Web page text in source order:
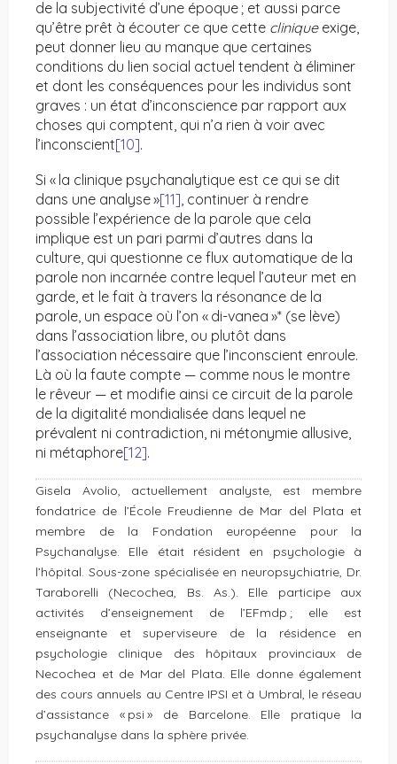
de la subjectivité d’une époque ; et aussi parce
qu’être prêt à écouter ce que cette cliniqueexige,
peut donner lieu au manque que certaines
conditions du lien social actuel tendent à éliminer
et dont les conséquences pour les individus sont
graves : un état d’inconscience par rapport aux
choses qui comptent, qui n’a rien à voir avec
l’inconscient[10].
Si « la clinique psychanalytique est ce qui se dit
dans une analyse »[11], continuer à rendre
possible l’expérience de la parole que cela
implique est un pari parmi d’autres dans la
culture, qui questionne ce flux automatique de la
parole non incarnée contre lequel l’auteur met en
garde, et le fait à travers la résonance de la
parole, un espace où l’on « di-vanea »* (se lève)
dans l’association libre, ou plutôt dans
l’association nécessaire que l’inconscient enroule.
Là où la faute compte — comme nous le montre
le rêveur — et modifie ainsi ce circuit de la parole
de la digitalité mondialisée dans lequel ne
prévalent ni contradiction, ni métonymie allusive,
ni métaphore[12].
Gisela Avolio, actuellement analyste, est membre
fondatrice de l’École Freudienne de Mar del Plata et
membre de la Fondation européenne pour la
Psychanalyse. Elle était résident en psychologie à
l’hôpital. Sous-zone spécialisée en neuropsychiatrie, Dr.
Taraborelli (Necochea, Bs. As.). Elle participe aux
activités d’enseignement de l’EFmdp ; elle est
enseignante et superviseure de la résidence en
psychologie clinique des hôpitaux provinciaux de
Necochea et de Mar del Plata. Elle donne également
des cours annuels au Centre IPSI et à Umbral, le réseau
d’assistance « psi » de Barcelone. Elle pratique la
psychanalyse dans la sphère privée.